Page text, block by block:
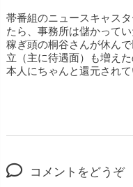
帯番組のニュースキャス
たら、事務所は儲かって
稼ぎ頭の桐谷さんが休ん
立（主に待遇面）も増えた
本人にちゃんと還元され
コメントをどうぞ